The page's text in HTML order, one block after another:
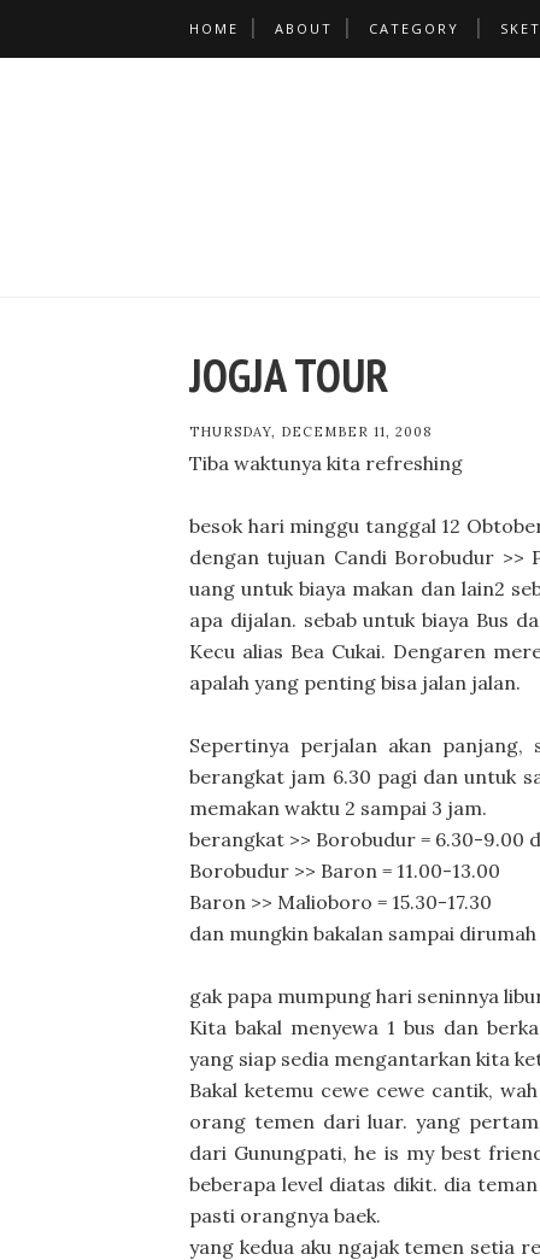
HOME ABOUT CATEGORY
JOGJA TOUR
THURSDAY, DECEMBER 11, 2008
Tiba waktunya kita refreshing
besok hari minggu tanggal 12
dengan tujuan Candi Borobudur
uang untuk biaya makan dan lain2
apa dijalan. sebab untuk biaya Bus
Kecu alias Bea Cukai. Dengaren
apalah yang penting bisa jalan jalan.
Sepertinya perjalan akan panjang,
berangkat jam 6.30 pagi dan untuk
memakan waktu 2 sampai 3 jam.
berangkat >> Borobudur = 6.30-9.00
Borobudur >> Baron = 11.00-13.00
Baron >> Malioboro = 15.30-17.30
dan mungkin bakalan sampai
gak papa mumpung hari seninnya
Kita bakal menyewa 1 bus dan
yang siap sedia mengantarkan kita
Bakal ketemu cewe cewe cantik,
orang temen dari luar. yang
dari Gunungpati, he is my best
beberapa level diatas dikit. dia
pasti orangnya baek.
yang kedua aku ngajak temen setia